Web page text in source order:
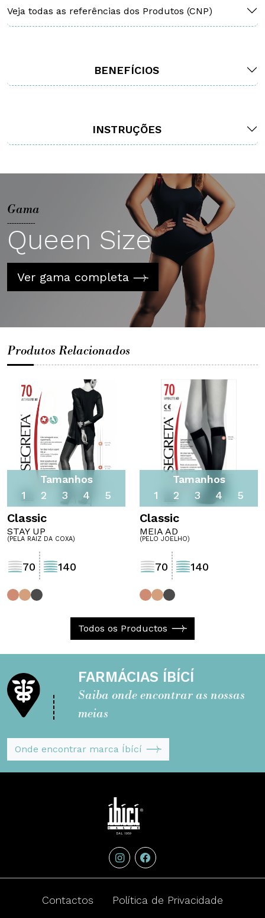
Veja todas as referências dos Produtos (CNP)
BENEFÍCIOS
INSTRUÇÕES
Gama
Queen Size
Ver gama completa
Produtos Relacionados
Stay Up
(pela raiz da coxa)
Tamanhos
1
2 3 4 5
Classic
STAY UP
(PELA RAIZ DA COXA)
70 140
Tamanhos
1
2 3 4 5
Classic
MEIA AD
(PELO JOELHO)
70 140
Todos os Productos
FARMÁCIAS ÍBÍCÍ
Saiba onde encontrar as nossas
meias
Onde encontrar marca Íbící
instagramFacebook
Contactos Política de Privacidade